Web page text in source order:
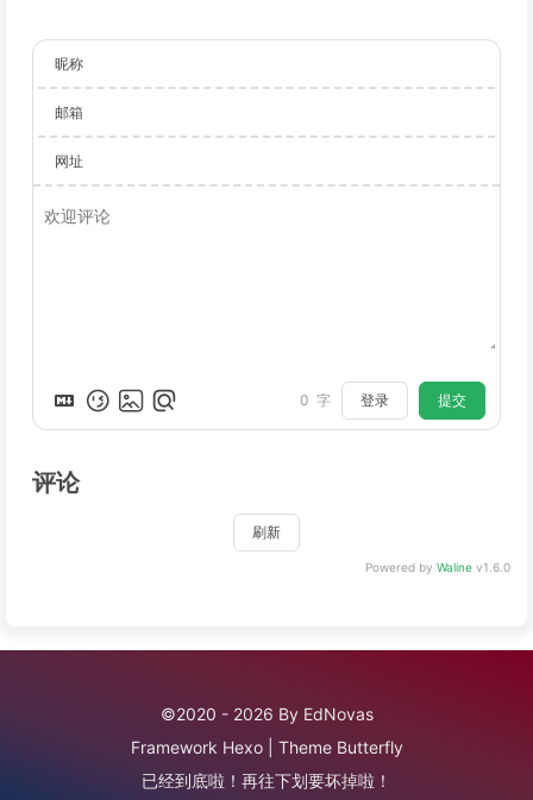
昵称
邮箱
网址
0 字 登录 提交
评论
刷新
Powered by Waline v1.6.0
©2020 - 2026 By EdNovas
Framework Hexo Theme Butterfly
已经到底啦！再往下划要坏掉啦！